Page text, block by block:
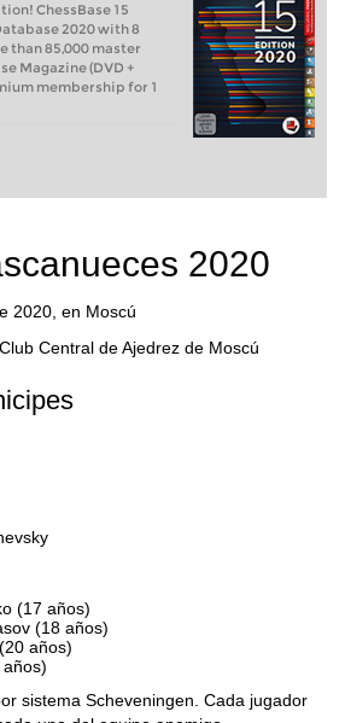
ChessBase 15
2020 with 8
than 85,000 master
Magazine (DVD +
membership for 1
2020
2020, en Moscú
Central de Ajedrez de Moscú
(17 años)
(18 años)
años)
años)
sistema Scheveningen. Cada jugador